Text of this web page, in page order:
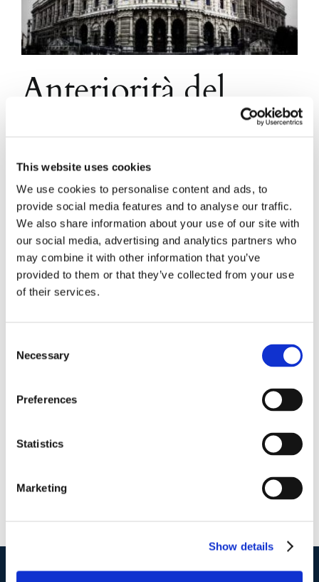
This website uses cookies
We use cookies to personalise content and ads, to
provide social media features and to analyse our traffic.
We also share information about your use of our site with
our social media, advertising and analytics partners who
may combine it with other information that you’ve
provided to them or that they’ve collected from your use
of their services.
Selection
Necessary
Preferences
Statistics
Marketing
Show details
Anteriorità del
negozio rispetto al
falimento:
ammissibile la
prova per testi
E' ammissibile la prova per testi per stabilire
5 Marzo 2018
0 Commenti